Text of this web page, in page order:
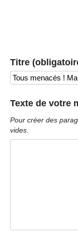
Titre
Texte de votre
Pour créer des
vides.